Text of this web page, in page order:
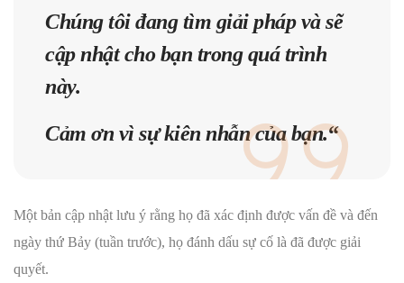
Chúng tôi đang tìm giải pháp và sẽ
cập nhật cho bạn trong quá trình
này.
Cảm ơn vì sự kiên nhẫn của bạn.“
Một bản cập nhật lưu ý rằng họ đã xác định được vấn đề và đến
ngày thứ Bảy (tuần trước), họ đánh dấu sự cố là đã được giải
quyết.